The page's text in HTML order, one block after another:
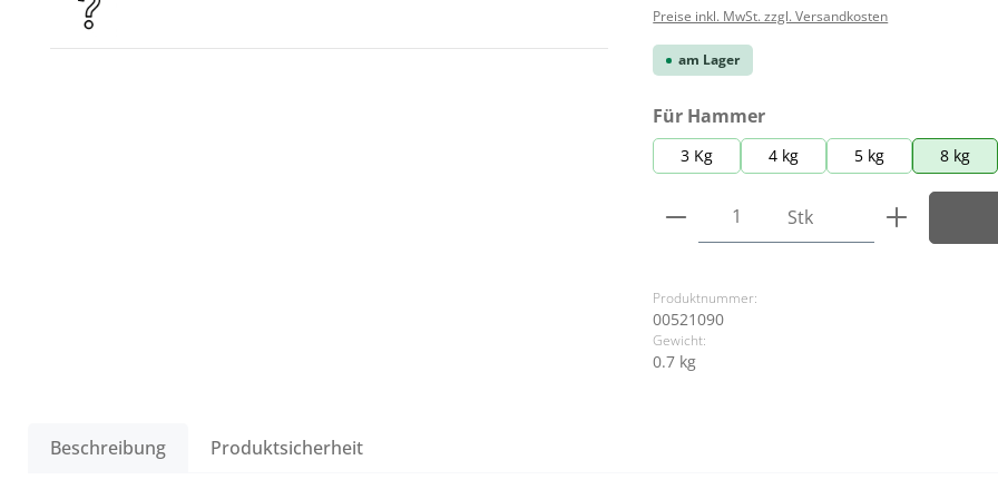
Preise inkl. MwSt. zzgl. Versandkosten
am Lager
Für Hammerauswählen
3 Kg 4 kg 5 kg 8 kg
Produkt Anzahl: Gib den
Stk
Produktnummer:
00521090
Gewicht:
0.7 kg
Beschreibung Produktsicherheit